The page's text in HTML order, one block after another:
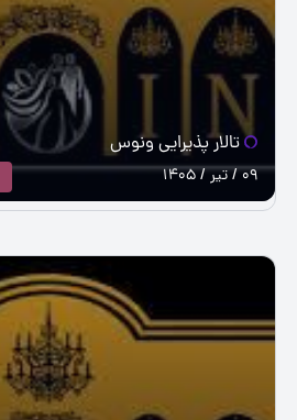
تالار پذیرایی ونوس
09 / تیر / 1405